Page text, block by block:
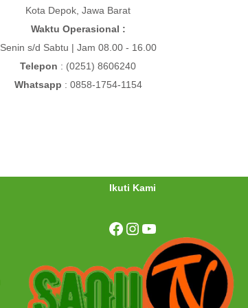
Kota Depok, Jawa Barat
Waktu Operasional :
Senin s/d Sabtu | Jam 08.00 - 16.00
Telepon : (0251) 8606240
Whatsapp : 0858-1754-1154
Ikuti Kami